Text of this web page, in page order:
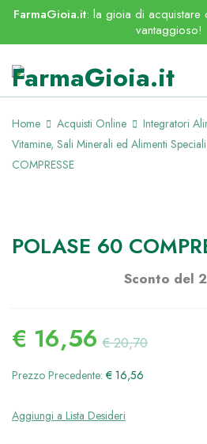
FarmaGioia.it: la gioia di acquistare
vantaggioso!
Home Acquisti Online
Integratori
Vitamine, Sali Minerali ed Alimenti Speciali
COMPRESSE
POLASE 60
Sconto del
€20,70
€ 16,56
Prezzo Precedente: € 16,56